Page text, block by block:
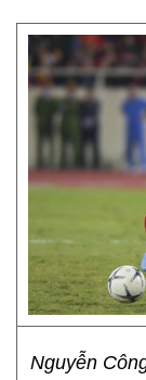
Nguyễn